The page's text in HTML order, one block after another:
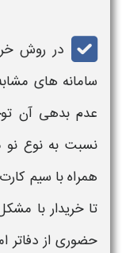
در روش
سامانه های
عدم بدهی آن
نسبت به نوع نو
همراه با سیم کارت
تاخریدار با
حضوری از دفاتر